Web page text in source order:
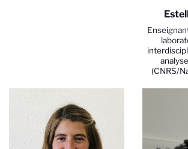
(CNRS/